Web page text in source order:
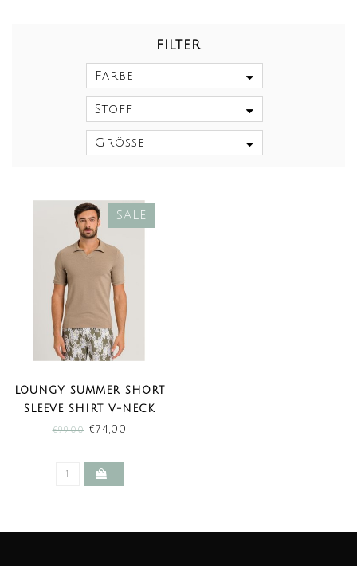
FILTER
Farbe
Stoff
Größe
SALE
LOUNGY SUMMER SHORT
SLEEVE SHIRT V-NECK
COIN (SALE)
€99,00€74,00